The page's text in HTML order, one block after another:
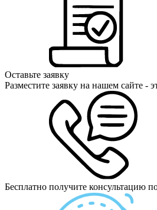
Оставьте заявку
Разместите заявку на нашем сайте -
Бесплатно получите консультацию